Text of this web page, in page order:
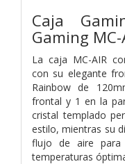
Caja
Gaming MC-
La caja MC-AIR
con su elegante
Rainbow de
frontal y 1 en la
cristal templado
estilo, mientras su
flujo de aire para
temperaturas